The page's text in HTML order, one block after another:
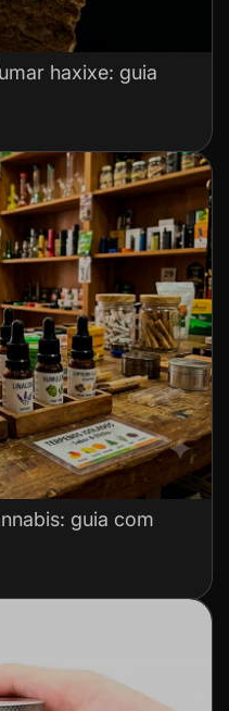
haxixe: guia
guia com